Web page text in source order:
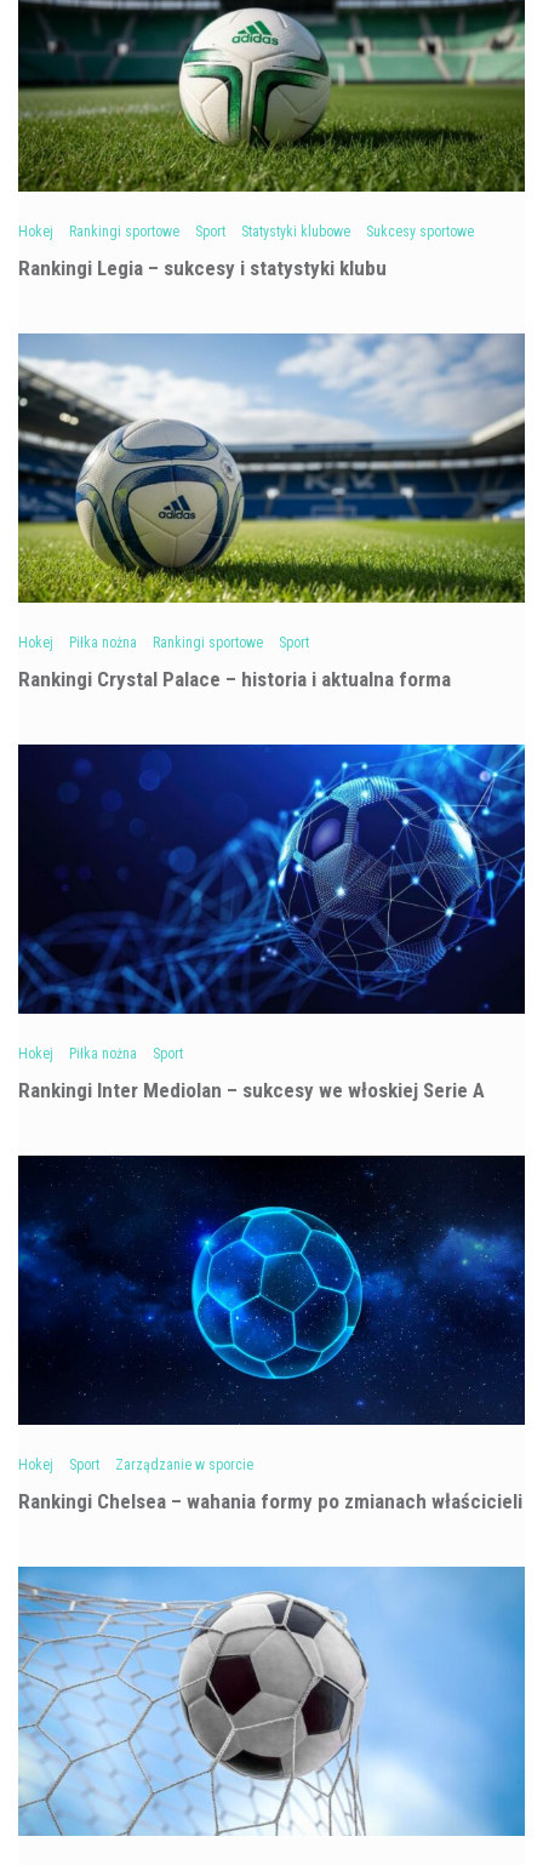
Hokej Rankingi sportowe Sport Statystyki klubowe Sukcesy sportowe
Rankingi Legia – sukcesy i statystyki klubu
Hokej Piłka nożna Rankingi sportowe Sport
Rankingi Crystal Palace – historia i aktualna forma
Hokej Piłka nożna Sport
Rankingi Inter Mediolan – sukcesy we włoskiej Serie A
Hokej Sport Zarządzanie w sporcie
Rankingi Chelsea – wahania formy po zmianach właścicieli